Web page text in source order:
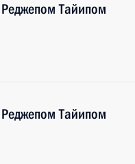
Тайипом
Тайипом